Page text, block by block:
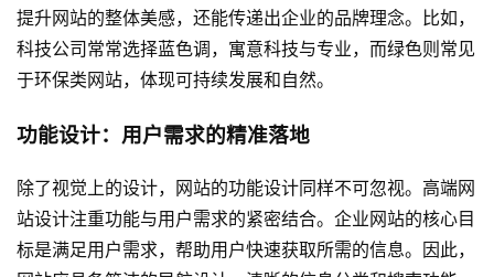
提升网站的整体美感，还能传递出企业的品牌理念。比如，
科技公司常常选择蓝色调，寓意科技与专业，而绿色则常见
于环保类网站，体现可持续发展和自然。
功能设计：用户需求的精准落地
除了视觉上的设计，网站的功能设计同样不可忽视。高端网
站设计注重功能与用户需求的紧密结合。企业网站的核心目
标是满足用户需求，帮助用户快速获取所需的信息。因此，